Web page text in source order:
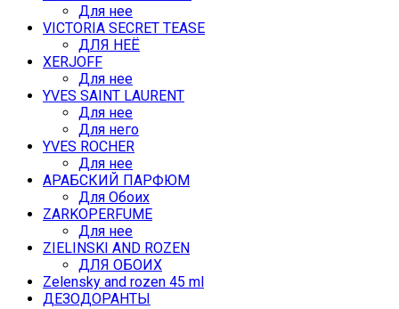
Для нее
VICTORIA SECRET TEASE
ДЛЯ НЕЁ
XERJOFF
Для нее
YVES SAINT LAURENT
Для нее
Для него
YVES ROCHER
Для нее
АРАБСКИЙ ПАРФЮМ
Для Обоих
ZARKOPERFUME
Для нее
ZIELINSKI AND ROZEN
ДЛЯ ОБОИХ
Zelensky and rozen 45 ml
ДЕЗОДОРАНТЫ